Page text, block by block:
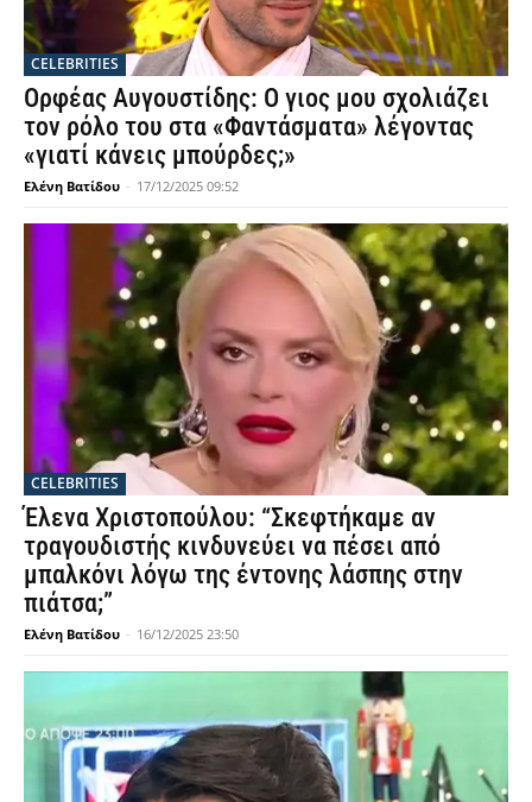
CELEBRITIES
Ορφέας Αυγουστίδης: Ο γιος μου σχολιάζει
τον ρόλο του στα «Φαντάσματα» λέγοντας
«γιατί κάνεις μπούρδες;»
Ελένη Βατίδου - 17/12/2025 09:52
CELEBRITIES
Έλενα Χριστοπούλου: “Σκεφτήκαμε αν
τραγουδιστής κινδυνεύει να πέσει από
μπαλκόνι λόγω της έντονης λάσπης στην
πιάτσα;”
Ελένη Βατίδου - 16/12/2025 23:50